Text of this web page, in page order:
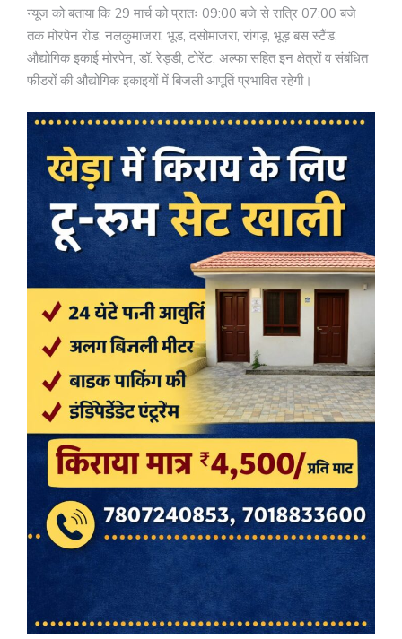
न्यूज को बताया कि 29 मार्च को प्रातः 09:00 बजे से रात्रि 07:00 बजे
तक मोरपेन रोड, नलकुमाजरा, भूड, दसोमाजरा, रांगड़, भूड़ बस स्टैंड,
औद्योगिक इकाई मोरपेन, डॉ. रेड्डी, टोरेंट, अल्फा सहित इन क्षेत्रों व संबंधित
फीडरों की औद्योगिक इकाइयों में बिजली आपूर्ति प्रभावित रहेगी।